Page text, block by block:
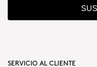
SERVICIO AL CLIENTE